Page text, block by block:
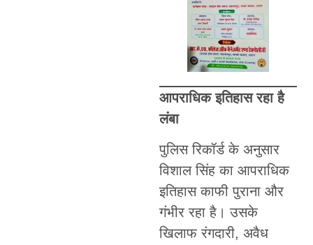
आपराधिक इतिहास रहा है
लंबा
पुलिस रिकॉर्ड के अनुसार
विशाल सिंह का आपराधिक
इतिहास काफी पुराना और
गंभीर रहा है। उसके
खिलाफ रंगदारी, अवैध